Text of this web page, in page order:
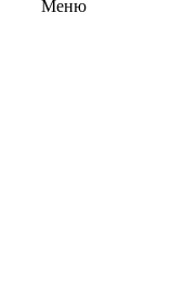
Меню